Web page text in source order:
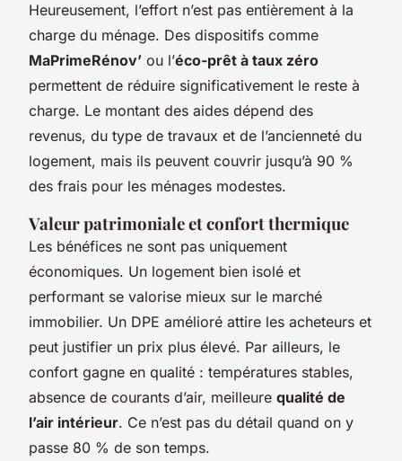
Heureusement, l’effort n’est pas entièrement à la
charge du ménage. Des dispositifs comme
MaPrimeRénov’ ou l’éco-prêt à taux zéro
permettent de réduire significativement le reste à
charge. Le montant des aides dépend des
revenus, du type de travaux et de l’ancienneté du
logement, mais ils peuvent couvrir jusqu’à 90 %
des frais pour les ménages modestes.
Valeur patrimoniale et confort thermique
Les bénéfices ne sont pas uniquement
économiques. Un logement bien isolé et
performant se valorise mieux sur le marché
immobilier. Un DPE amélioré attire les acheteurs et
peut justifier un prix plus élevé. Par ailleurs, le
confort gagne en qualité : températures stables,
absence de courants d’air, meilleure qualité de
l’air intérieur. Ce n’est pas du détail quand on y
passe 80 % de son temps.